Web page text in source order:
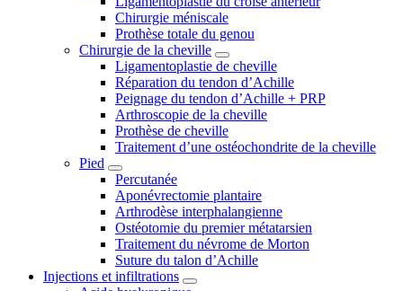
Chirurgie méniscale
Prothèse totale du genou
Chirurgie de la cheville
Ligamentoplastie de cheville
Réparation du tendon d’Achille
Peignage du tendon d’Achille + PRP
Arthroscopie de la cheville
Prothèse de cheville
Traitement d’une ostéochondrite de la cheville
Pied
Percutanée
Aponévrectomie plantaire
Arthrodèse interphalangienne
Ostéotomie du premier métatarsien
Traitement du névrome de Morton
Suture du talon d’Achille
Injections et infiltrations